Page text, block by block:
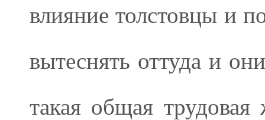
влияние толстовцы и
вытеснять оттуда и
такая общая